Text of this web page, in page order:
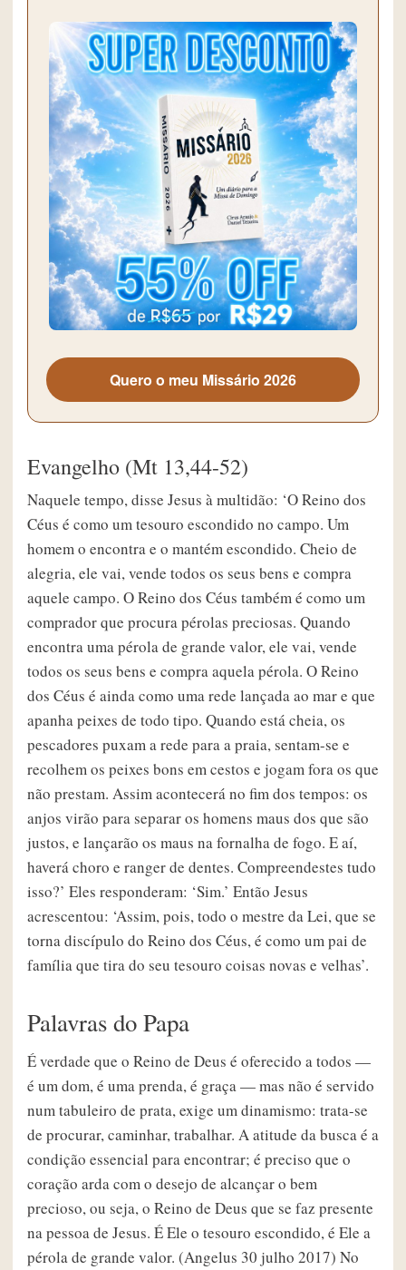
Quero o meu Missário 2026
Evangelho (Mt 13,44-52)
Naquele tempo, disse Jesus à multidão: ‘O Reino dos
Céus é como um tesouro escondido no campo. Um
homem o encontra e o mantém escondido. Cheio de
alegria, ele vai, vende todos os seus bens e compra
aquele campo. O Reino dos Céus também é como um
comprador que procura pérolas preciosas. Quando
encontra uma pérola de grande valor, ele vai, vende
todos os seus bens e compra aquela pérola. O Reino
dos Céus é ainda como uma rede lançada ao mar e que
apanha peixes de todo tipo. Quando está cheia, os
pescadores puxam a rede para a praia, sentam-se e
recolhem os peixes bons em cestos e jogam fora os que
não prestam. Assim acontecerá no fim dos tempos: os
anjos virão para separar os homens maus dos que são
justos, e lançarão os maus na fornalha de fogo. E aí,
haverá choro e ranger de dentes. Compreendestes tudo
isso?’ Eles responderam: ‘Sim.’ Então Jesus
acrescentou: ‘Assim, pois, todo o mestre da Lei, que se
torna discípulo do Reino dos Céus, é como um pai de
família que tira do seu tesouro coisas novas e velhas’.
Palavras do Papa
É verdade que o Reino de Deus é oferecido a todos —
é um dom, é uma prenda, é graça — mas não é servido
num tabuleiro de prata, exige um dinamismo: trata-se
de procurar, caminhar, trabalhar. A atitude da busca é a
condição essencial para encontrar; é preciso que o
coração arda com o desejo de alcançar o bem
precioso, ou seja, o Reino de Deus que se faz presente
na pessoa de Jesus. É Ele o tesouro escondido, é Ele a
pérola de grande valor. (Angelus 30 julho 2017) No